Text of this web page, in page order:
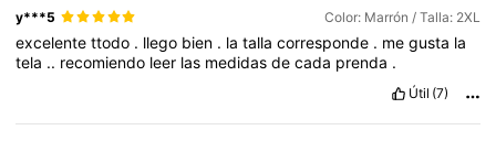
y***5 Color: Marrón / Talla: 2XL
excelentettodo . llego bien . latallacorresponde . megusta la
tela .. recomiendo leer las medidasdecada prenda .
Útil (7)